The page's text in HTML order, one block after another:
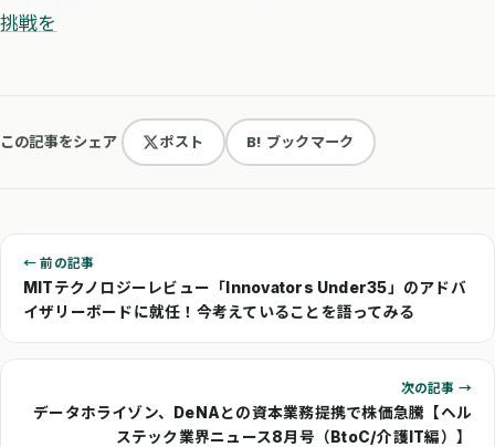
挑戦を
この記事をシェア ポスト B! ブックマーク
← 前の記事
MITテクノロジーレビュー「Innovators Under35」のアドバ
イザリーボードに就任！今考えていることを語ってみる
次の記事 →
データホライゾン、DeNAとの資本業務提携で株価急騰【ヘル
ステック業界ニュース8月号（BtoC/介護IT編）】